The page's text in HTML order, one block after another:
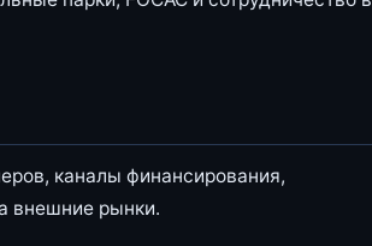
каналы финансирования,
внешние рынки.